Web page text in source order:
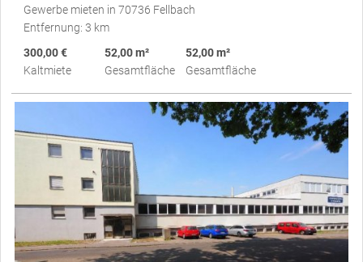
Gewerbe mieten in 70736 Fellbach
Entfernung: 3 km
300,00 €
Kaltmiete
52,00 m²
Gesamtfläche
52,00 m²
Gesamtfläche